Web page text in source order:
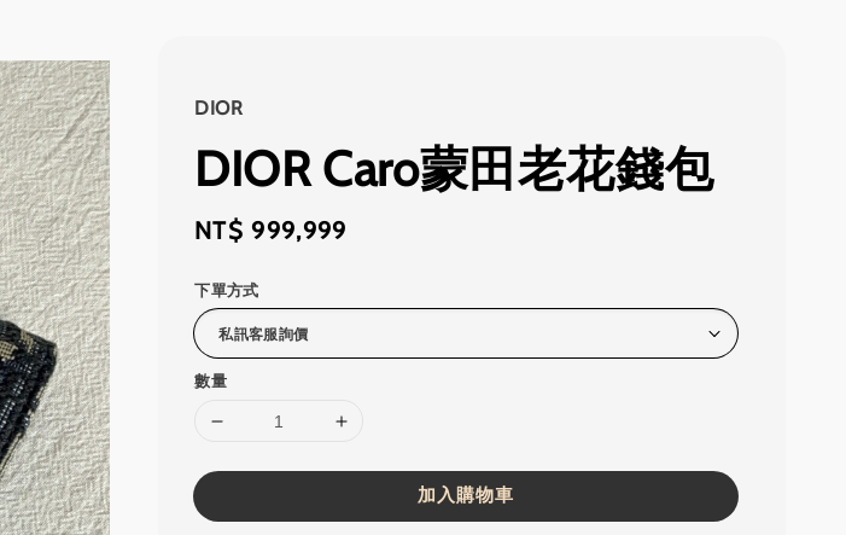
DIOR
DIOR Caro蒙田老花錢包
Regular
NT$ 999,999
下單方式
數量
加入購物車